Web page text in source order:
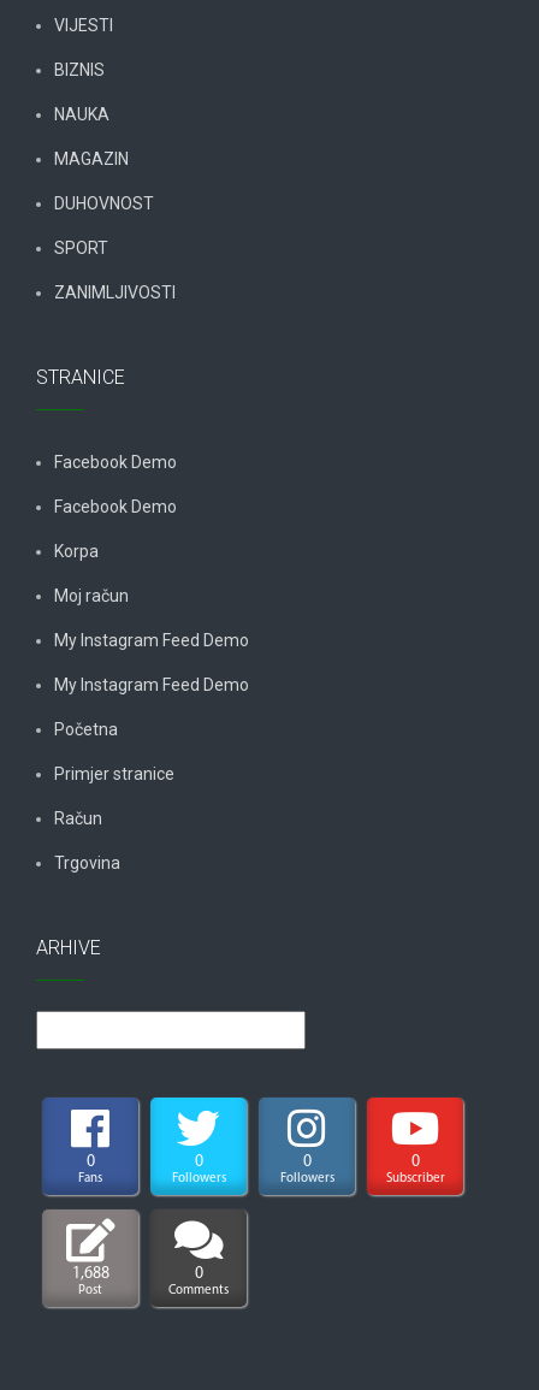
VIJESTI
BIZNIS
NAUKA
MAGAZIN
DUHOVNOST
SPORT
ZANIMLJIVOSTI
STRANICE
Facebook Demo
Facebook Demo
Korpa
Moj račun
My Instagram Feed Demo
My Instagram Feed Demo
Početna
Primjer stranice
Račun
Trgovina
ARHIVE
0
Fans
0
Followers
0
Followers
0
Subscriber
1,688
Post
0
Comments